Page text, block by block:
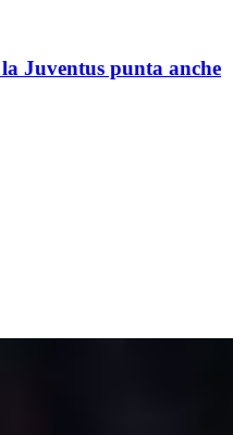
Juventus punta anche